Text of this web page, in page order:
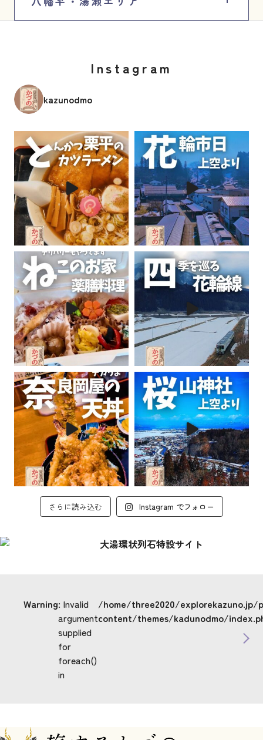
Instagram
kazunodmo
さらに読み込む Instagram でフォロー
Warning: Invalid
argument
supplied
for
foreach()
in
/home/three2020/
content/themes/kadunodmo/